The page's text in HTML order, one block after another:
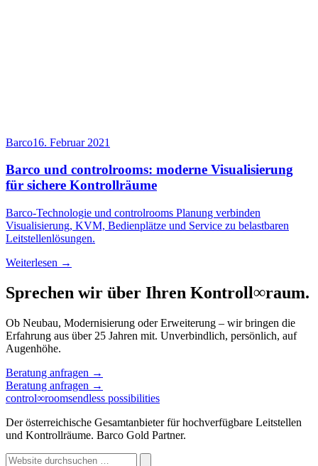
Barco16. Februar 2021
Barco und controlrooms: moderne Visualisierung
für sichere Kontrollräume
Barco-Technologie und controlrooms Planung verbinden
Visualisierung, KVM, Bedienplätze und Service zu belastbaren
Leitstellenlösungen.
Weiterlesen →
Sprechen wir über Ihren Kontroll∞raum.
Ob Neubau, Modernisierung oder Erweiterung – wir bringen die
Erfahrung aus über 25 Jahren mit. Unverbindlich, persönlich, auf
Augenhöhe.
Beratung anfragen →
Beratung anfragen →
control∞roomsendless possibilities
Der österreichische Gesamtanbieter für hochverfügbare Leitstellen
und Kontrollräume. Barco Gold Partner.
Website